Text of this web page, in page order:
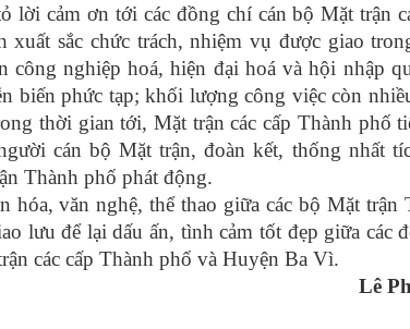
cảm ơn tới các đồng chí cán bộ Mặt trận
sắc chức trách, nhiệm vụ được giao
nghiệp hoá, hiện đại hoá và hội nhập
biến phức tạp; khối lượng công việc còn
thời gian tới, Mặt trận các cấp Thành phố
cán bộ Mặt trận, đoàn kết, thống nhất
Thành phố phát động.
văn nghệ, thể thao giữa các bộ Mặt trận
lưu để lại dấu ấn, tình cảm tốt đẹp giữa các
các cấp Thành phố và Huyện Ba Vì.
Lê